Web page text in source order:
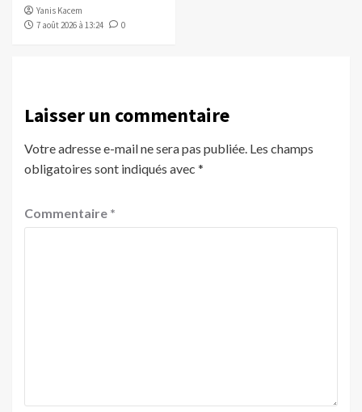
Yanis Kacem
7 août 2026 à 13:24
0
Laisser un commentaire
Votre adresse e-mail ne sera pas publiée. Les champs
obligatoires sont indiqués avec *
Commentaire *